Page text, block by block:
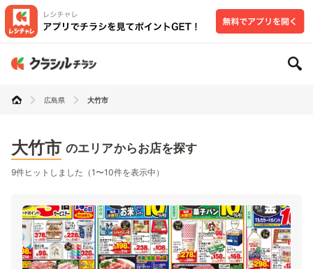
広島県 大竹市
大竹市 のエリアからお店を探す
9件ヒットしました（1〜10件を表示中）